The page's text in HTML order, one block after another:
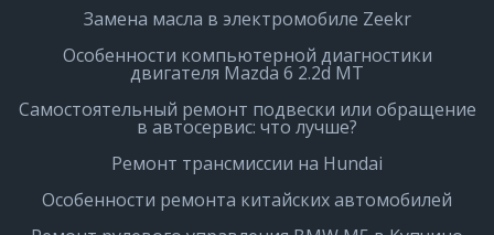
Замена масла в электромобиле Zeekr
Особенности компьютерной диагностики
двигателя Mazda 6 2.2d MT
Самостоятельный ремонт подвески или обращение
в автосервис: что лучше?
Ремонт трансмиссии на Hundai
Особенности ремонта китайских автомобилей